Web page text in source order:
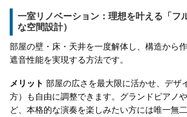
一室リノベーション：理想を叶える「フ
な空間設計）
部屋の壁・床・天井を一度解体し、構造から
遮音性能を実現する方法です。
メリット 部屋の広さを最大限に活かせ、デザ
方）も自由に調整できます。グランドピアノ
ど、本格的な演奏を楽しみたい方には唯一無